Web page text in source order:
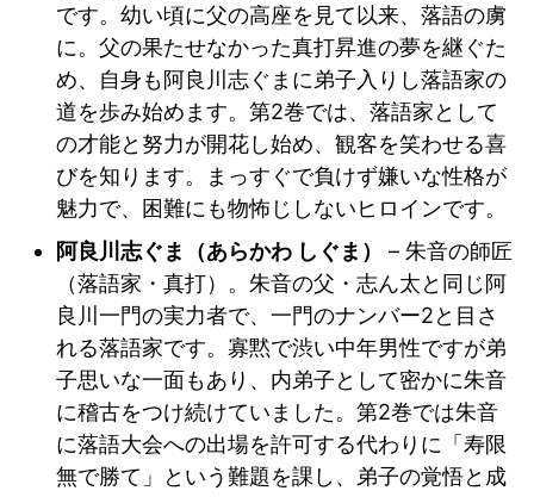
です。幼い頃に父の高座を見て以来、落語の虜
に。父の果たせなかった真打昇進の夢を継ぐた
め、自身も阿良川志ぐまに弟子入りし落語家の
道を歩み始めます。第2巻では、落語家として
の才能と努力が開花し始め、観客を笑わせる喜
びを知ります。まっすぐで負けず嫌いな性格が
魅力で、困難にも物怖じしないヒロインです。
阿良川志ぐま（あらかわ しぐま）
– 朱音の師匠
（落語家・真打）。朱音の父・志ん太と同じ阿
良川一門の実力者で、一門のナンバー2と目さ
れる落語家です。寡黙で渋い中年男性ですが弟
子思いな一面もあり、内弟子として密かに朱音
に稽古をつけ続けていました。第2巻では朱音
に落語大会への出場を許可する代わりに「寿限
無で勝て」という難題を課し、弟子の覚悟と成